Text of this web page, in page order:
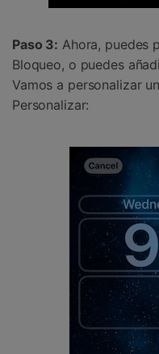
Paso 3: Ahora, puedes
Bloqueo, o puedes
Vamos a personalizar
Personalizar: